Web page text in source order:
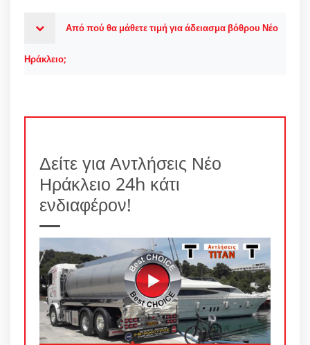
Από πού θα μάθετε τιμή για άδειασμα βόθρου Νέο
Ηράκλειο;
Δείτε για Αντλήσεις Νέο
Ηράκλειο 24h κάτι
ενδιαφέρον!